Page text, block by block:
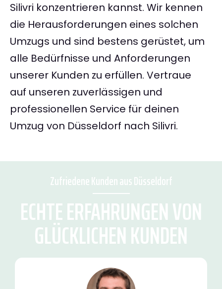
Silivri konzentrieren kannst. Wir kennen
die Herausforderungen eines solchen
Umzugs und sind bestens gerüstet, um
alle Bedürfnisse und Anforderungen
unserer Kunden zu erfüllen. Vertraue
auf unseren zuverlässigen und
professionellen Service für deinen
Umzug von Düsseldorf nach Silivri.
Zufriedene Kunden aus Düsseldorf
ECHTE ERFAHRUNGEN VON
GLÜCKLICHEN KUNDEN